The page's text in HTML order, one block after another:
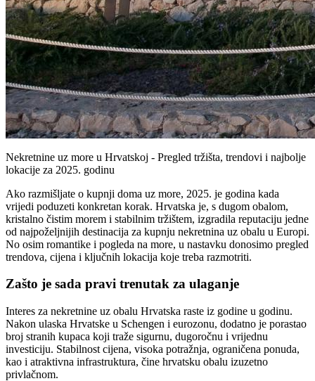
Nekretnine uz more u Hrvatskoj - Pregled tržišta, trendovi i najbolje
lokacije za 2025. godinu
Ako razmišljate o kupnji doma uz more, 2025. je godina kada
vrijedi poduzeti konkretan korak. Hrvatska je, s dugom obalom,
kristalno čistim morem i stabilnim tržištem, izgradila reputaciju jedne
od najpoželjnijih destinacija za kupnju nekretnina uz obalu u Europi.
No osim romantike i pogleda na more, u nastavku donosimo pregled
trendova, cijena i ključnih lokacija koje treba razmotriti.
Zašto je sada pravi trenutak za ulaganje
Interes za nekretnine uz obalu Hrvatska raste iz godine u godinu.
Nakon ulaska Hrvatske u Schengen i eurozonu, dodatno je porastao
broj stranih kupaca koji traže sigurnu, dugoročnu i vrijednu
investiciju. Stabilnost cijena, visoka potražnja, ograničena ponuda,
kao i atraktivna infrastruktura, čine hrvatsku obalu izuzetno
privlačnom.